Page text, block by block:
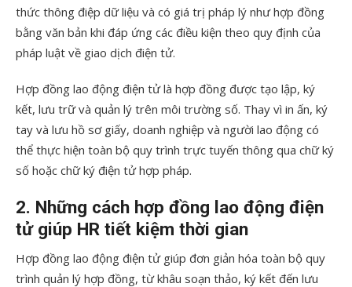
thức thông điệp dữ liệu và có giá trị pháp lý như hợp đồng
bằng văn bản khi đáp ứng các điều kiện theo quy định của
pháp luật về giao dịch điện tử.
Hợp đồng lao động điện tử là hợp đồng được tạo lập, ký
kết, lưu trữ và quản lý trên môi trường số. Thay vì in ấn, ký
tay và lưu hồ sơ giấy, doanh nghiệp và người lao động có
thể thực hiện toàn bộ quy trình trực tuyến thông qua chữ ký
số hoặc chữ ký điện tử hợp pháp.
2. Những cách hợp đồng lao động điện
tử giúp HR tiết kiệm thời gian
Hợp đồng lao động điện tử giúp đơn giản hóa toàn bộ quy
trình quản lý hợp đồng, từ khâu soạn thảo, ký kết đến lưu